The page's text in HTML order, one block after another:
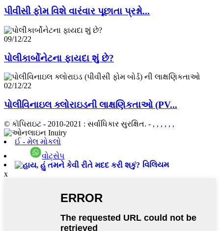
પીવીસી ફોમ વિશે વારંવાર પૂછાતા પ્રશ્નો...
09/12/22
પોલીકાર્બોનેટના ફાયદા શું છે?
02/12/22
પોલીવિનાઇલ ક્લોરાઇડની લાક્ષણિકતાઓ (PV...
© કૉપિરાઇટ - 2010-2021 : સર્વાધિકાર સુરક્ષિત. - , , , , , ,
ઈ - મેલ મોકલો
વોટ્સેપ
વિલિયમ
x